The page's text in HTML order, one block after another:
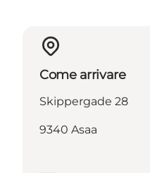
Come arrivare
Skippergade 28
9340 Asaa